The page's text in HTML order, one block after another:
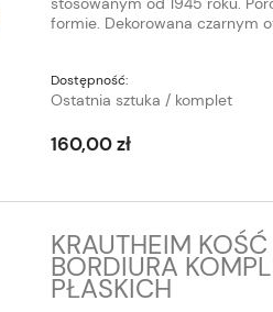
formie. Dekorowana czarnym
Dostępność:
Ostatnia sztuka / komplet
160,00 zł
KRAUTHEIM
BORDIURA
PŁASKICH